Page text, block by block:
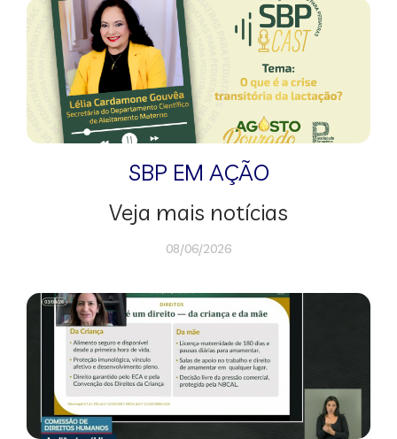
SBP EM AÇÃO
Veja mais notícias
08/06/2026